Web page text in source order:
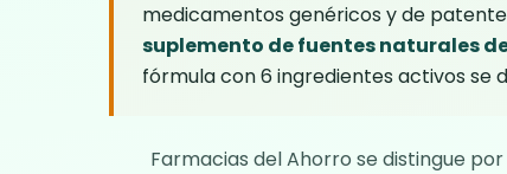
medicamentos genéricos y de
suplemento de fuentes naturales
fórmula con 6 ingredientes activos se
Farmacias del Ahorro se distingue